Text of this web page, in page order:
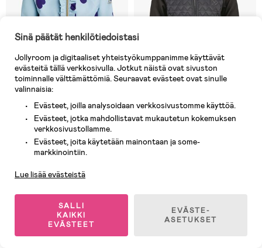
Varastossa
Petite Chérie Atelier Milla
Kuoritakki, Blue Hearts
19,90 €
Aik. hinta: 28,90 €
Varastossa
Didriksons Kapris Hybriditakki,
1
Sinä päätät henkilötiedoistasi
Jollyroom ja digitaaliset yhteistyökumppanimme käyttävät
evästeitä tällä verkkosivulla. Jotkut näistä ovat sivuston
toiminnalle välttämättömiä. Seuraavat evästeet ovat sinulle
valinnaisia:
Evästeet, joilla analysoidaan verkkosivustomme käyttöä.
Evästeet, jotka mahdollistavat mukautetun kokemuksen
verkkosivustollamme.
Evästeet, joita käytetään mainontaan ja some-
markkinointiin.
Lue lisää evästeistä
SALLI
KAIKKI
EVÄSTEET
EVÄSTE-
ASETUKSET